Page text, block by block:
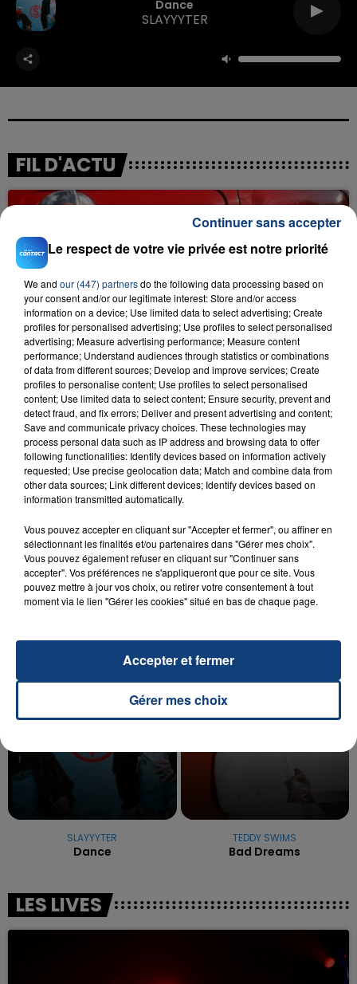
Dance
SLAYYYTER
FIL D'ACTU
23 juillet 2026
INCENDIE MORTEL À LENS : UNE FEMME ET
SON BÉBÉ ENTRE LA VIE ET LA...
Un homme s'est immolé par le feu après avoir
aspergé sa compagne et leur bébé de trois mois
d'un liquide inflammable.
UNE ADOLESCENTE DEVANT SE FAIRE
OPÉRER DE LA CHEVILLE RESSORT DE LA...
La famille a porté plainte contre la clinique qui a
reconnu sa responsabilité et présenté ses
SLAYYYTER
Dance
TEDDY SWIMS
Bad Dreams
LES LIVES
Le respect de votre vie privée est notre priorité
We and our (447) partnersdo the following data processing based on
your consent and/or our legitimate interest: Store and/or access
information on a device; Use limited data to select advertising; Create
profiles for personalised advertising; Use profiles to select personalised
advertising; Measure advertising performance; Measure content
performance; Understand audiences through statistics or combinations
of data from different sources; Develop and improve services; Create
profiles to personalise content; Use profiles to select personalised
content; Use limited data to select content; Ensure security, prevent and
detect fraud, and fix errors; Deliver and present advertising and content;
Save and communicate privacy choices. These technologies may
process personal data such as IP address and browsing data to offer
following functionalities: Identify devices based on information actively
requested; Use precise geolocation data; Match and combine data from
other data sources; Link different devices; Identify devices based on
information transmitted automatically.
Vous pouvez accepter en cliquant sur "Accepter et fermer", ou affiner en
sélectionnant les finalités et/ou partenaires dans "Gérer mes choix".
Vous pouvez également refuser en cliquant sur "Continuer sans
accepter". Vos préférences ne s'appliqueront que pour ce site. Vous
pouvez mettre à jour vos choix, ou retirer votre consentement à tout
moment via le lien "Gérer les cookies" situé en bas de chaque page.
Gérer mes choix
Accepter et fermer
Continuer sans accepter